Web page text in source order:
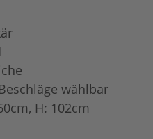
wählbar
H: 102cm